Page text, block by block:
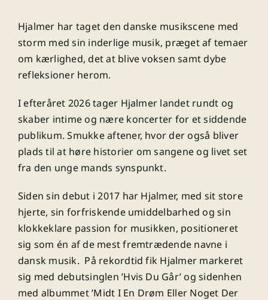
Hjalmer har taget den danske musikscene med
storm med sin inderlige musik, præget af temaer
om kærlighed, det at blive voksen samt dybe
refleksioner herom.
I efteråret 2026 tager Hjalmer landet rundt og
skaber intime og nære koncerter for et siddende
publikum. Smukke aftener, hvor der også bliver
plads til at høre historier om sangene og livet set
fra den unge mands synspunkt.
Siden sin debut i 2017 har Hjalmer, med sit store
hjerte, sin forfriskende umiddelbarhed og sin
klokkeklare passion for musikken, positioneret
sig som én af de mest fremtrædende navne i
dansk musik. På rekordtid fik Hjalmer markeret
sig med debutsinglen ’Hvis Du Går’ og sidenhen
med albummet ’Midt I En Drøm Eller Noget Der